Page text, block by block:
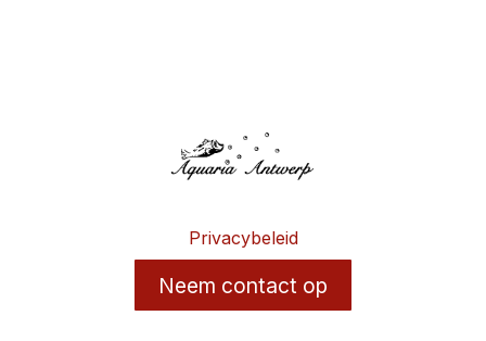
Privacybeleid
Neem contact op